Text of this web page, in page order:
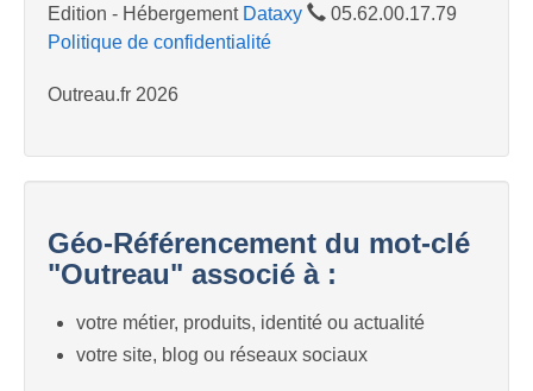
Edition - Hébergement Dataxy
05.62.00.17.79
Politique de confidentialité
Outreau.fr 2026
Géo-Référencement du mot-clé
"Outreau" associé à :
votre métier, produits, identité ou actualité
votre site, blog ou réseaux sociaux